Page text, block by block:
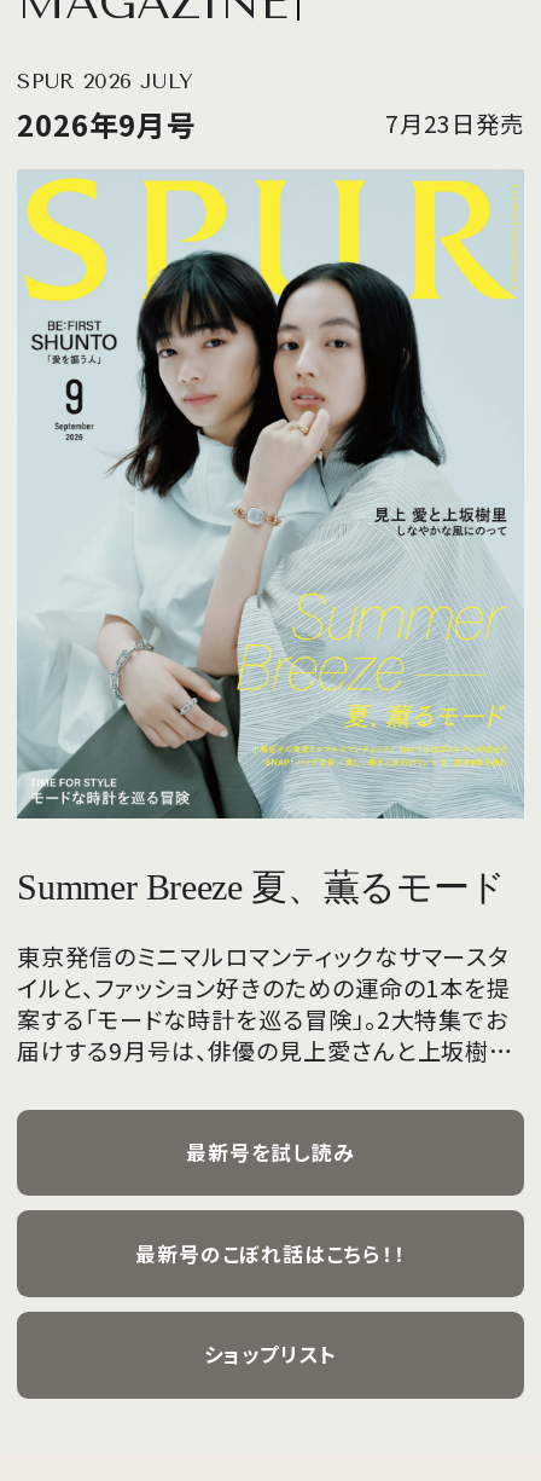
SPUR 2026 JULY
2026年9月号 7月23日発売
Summer Breeze 夏、薫るモード
東京発信のミニマルロマンティックなサマースタ
イルと、ファッション好きのための運命の1本を提
案する「モードな時計を巡る冒険」。2大特集でお
届けする9月号は、俳優の見上愛さんと上坂樹里
飾ります。
最新号を試し読み
最新号のこぼれ話はこちら！！
ショップリスト